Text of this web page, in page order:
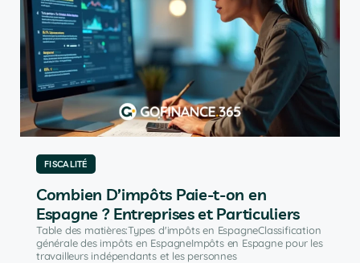
FISCALITÉ
Combien D’impôts Paie-t-on en
Espagne ? Entreprises et Particuliers
Table des matières:Types d'impôts en EspagneClassification
générale des impôts en EspagneImpôts en Espagne pour les
travailleurs indépendants et les personnes